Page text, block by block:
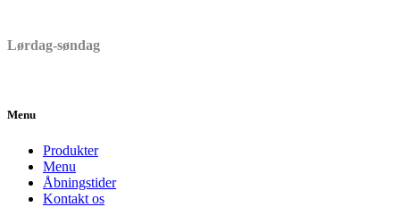
Lørdag-søndag
Menu
Produkter
Menu
Åbningstider
Kontakt os